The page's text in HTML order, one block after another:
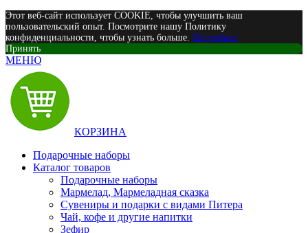
Этот веб-сайт использует COOKIE, чтобы улучшить ваш
пользовательский опыт. Посмотрите нашу Политику
конфиденциальности, чтобы узнать больше. Подробнее
Принять
МЕНЮ
КОРЗИНА
Подарочные наборы
Каталог товаров
Подарочные наборы
Мармелад, Мармеладная сказка
Сувениры и подарки с видами Питера
Чай, кофе и другие напитки
Зефир